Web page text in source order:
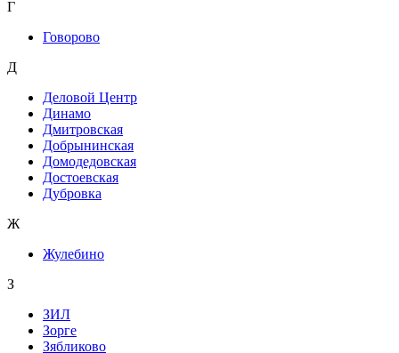
Г
Говорово
Д
Деловой Центр
Динамо
Дмитровская
Добрынинская
Домодедовская
Достоевская
Дубровка
Ж
Жулебино
З
ЗИЛ
Зорге
Зябликово